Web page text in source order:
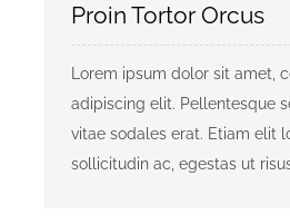
Proin Tortor Orcus
Lorem ipsum dolor sit amet,
adipiscing elit. Pellentesque
vitae sodales erat. Etiam elit
sollicitudin ac, egestas ut